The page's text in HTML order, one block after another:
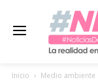
Inicio Medio ambiente